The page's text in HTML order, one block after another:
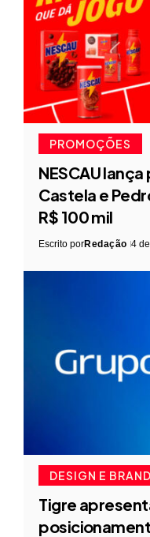
PROMOÇÕES
NESCAU
Castela e
R$ 100 mil
Escrito porRedação 4
DESIGN E
Tigre